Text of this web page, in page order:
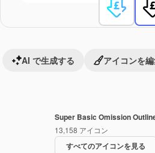
Super Basic Omission
13,158 アイコン
すべてのアイコンを見る
AI で生成する アイコンを